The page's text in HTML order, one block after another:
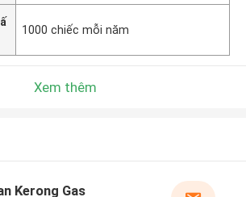
1000 chiếc mỗi năm
Xem thêm
Kerong Gas